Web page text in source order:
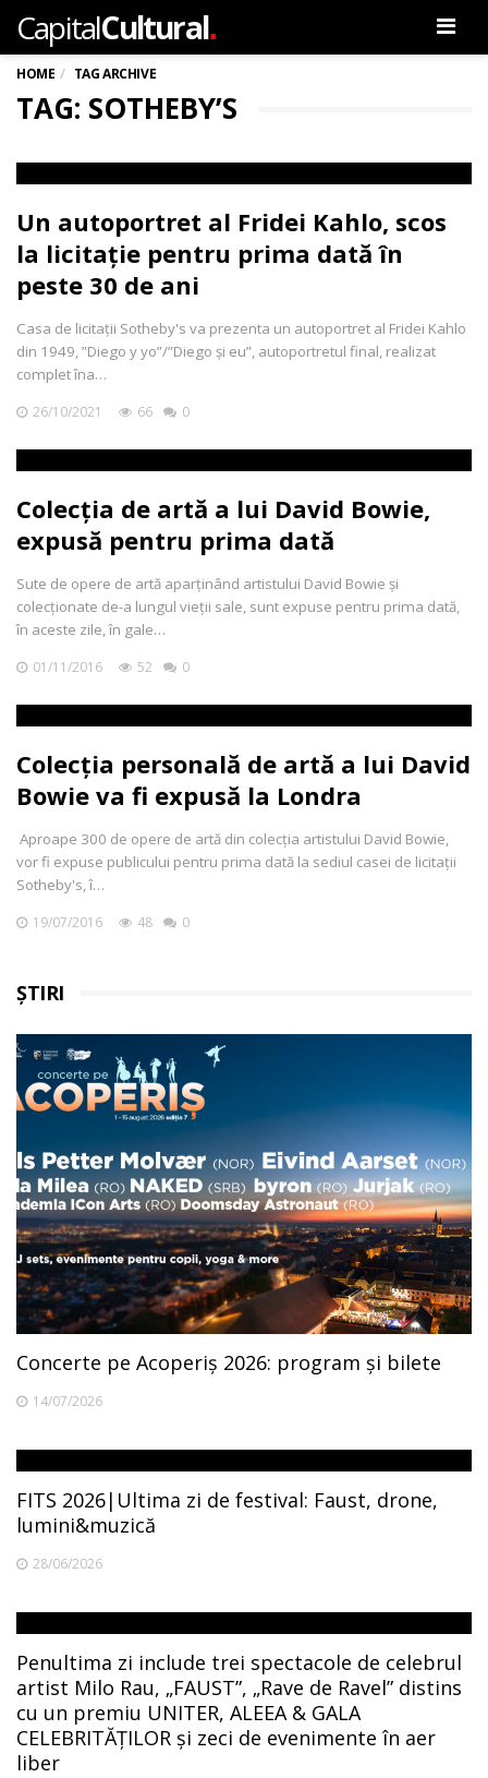
CapitalCultural.
HOME TAG ARCHIVE
TAG: SOTHEBY’S
Un autoportret al Fridei Kahlo, scos
la licitație pentru prima dată în
peste 30 de ani
Casa de licitații Sotheby's va prezenta un autoportret al Fridei Kahlo
din 1949, ”Diego y yo”/”Diego și eu”, autoportretul final, realizat
complet îna…
26/10/2021 66 0
Colecția de artă a lui David Bowie,
expusă pentru prima dată
Sute de opere de artă aparținând artistului David Bowie și
colecționate de-a lungul vieții sale, sunt expuse pentru prima dată,
în aceste zile, în gale…
01/11/2016 52 0
Colecția personală de artă a lui David
Bowie va fi expusă la Londra
Aproape 300 de opere de artă din colecția artistului David Bowie,
vor fi expuse publicului pentru prima dată la sediul casei de licitații
Sotheby's, î…
19/07/2016 48 0
ȘTIRI
Concerte pe Acoperiș 2026: program și bilete
14/07/2026
FITS 2026|Ultima zi de festival: Faust, drone,
lumini&muzică
28/06/2026
Penultima zi include trei spectacole de celebrul
artist Milo Rau, „FAUST”, „Rave de Ravel” distins
cu un premiu UNITER, ALEEA & GALA
CELEBRITĂȚILOR și zeci de evenimente în aer
liber